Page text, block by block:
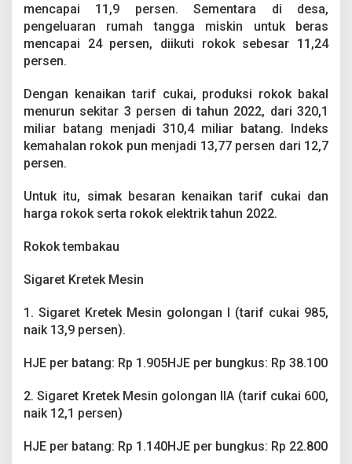
mencapai 11,9 persen. Sementara di desa,
pengeluaran rumah tangga miskin untuk beras
mencapai 24 persen, diikuti rokok sebesar 11,24
persen.
Dengan kenaikan tarif cukai, produksi rokok bakal
menurun sekitar 3 persen di tahun 2022, dari 320,1
miliar batang menjadi 310,4 miliar batang. Indeks
kemahalan rokok pun menjadi 13,77 persen dari 12,7
persen.
Untuk itu, simak besaran kenaikan tarif cukai dan
harga rokok serta rokok elektrik tahun 2022.
Rokok tembakau
Sigaret Kretek Mesin
1. Sigaret Kretek Mesin golongan I (tarif cukai 985,
naik 13,9 persen).
HJE per batang: Rp 1.905HJE per bungkus: Rp 38.100
2. Sigaret Kretek Mesin golongan IIA (tarif cukai 600,
naik 12,1 persen)
HJE per batang: Rp 1.140HJE per bungkus: Rp 22.800